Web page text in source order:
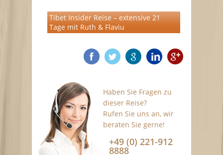
Tibet Insider Reise – extensive 21
Tage mit Ruth & Flaviu
Haben Sie Fragen zu
dieser Reise?
Rufen Sie uns an, wir
beraten Sie gerne!
+49 (0) 221-912
8888